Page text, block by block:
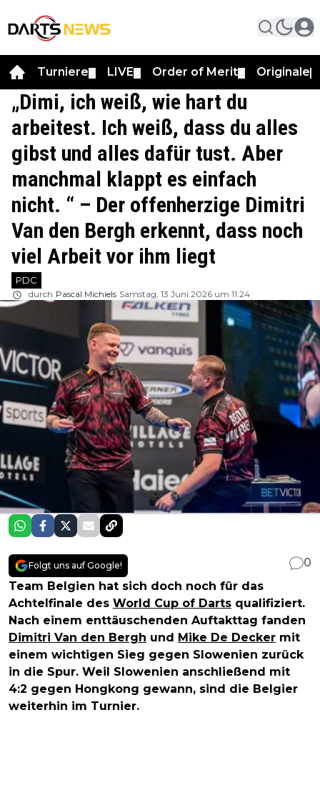
Turniere LIVE Order of Merit Originale
„Dimi, ich weiß, wie hart du
arbeitest. Ich weiß, dass du alles
gibst und alles dafür tust. Aber
manchmal klappt es einfach
nicht. “ – Der offenherzige Dimitri
Van den Bergh erkennt, dass noch
viel Arbeit vor ihm liegt
PDC
durch Pascal Michiels Samstag, 13 Juni 2026 um 11:24
Folgt uns auf Google!
0
Team Belgien hat sich doch noch für das
Achtelfinale des World Cup of Darts qualifiziert.
Nach einem enttäuschenden Auftakttag fanden
Dimitri Van den Bergh und Mike De Decker mit
einem wichtigen Sieg gegen Slowenien zurück
in die Spur. Weil Slowenien anschließend mit
4:2 gegen Hongkong gewann, sind die Belgier
weiterhin im Turnier.